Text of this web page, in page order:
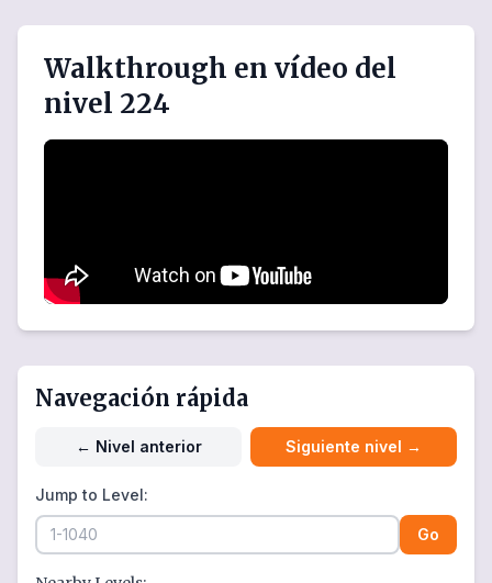
Walkthrough en vídeo del
nivel 224
Navegación rápida
← Nivel anterior Siguiente nivel →
Jump to Level:
Go